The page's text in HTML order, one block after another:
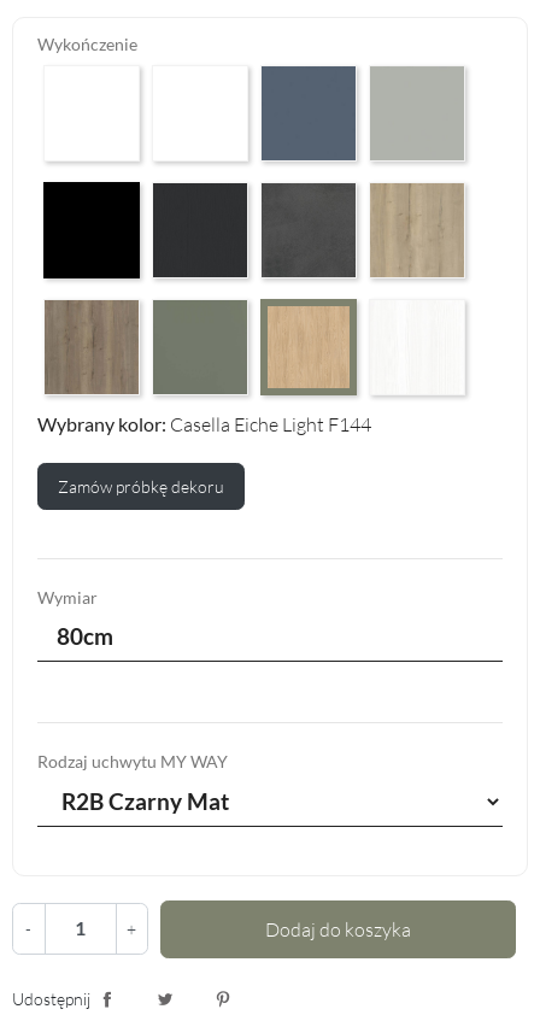
Wykończenie
Reed Green F143
Wybrany kolor: Casella Eiche Light F144
Zamów próbkę dekoru
Wymiar
80cm
Rodzaj uchwytu MY WAY
- + Dodaj do koszyka
Udostępnij